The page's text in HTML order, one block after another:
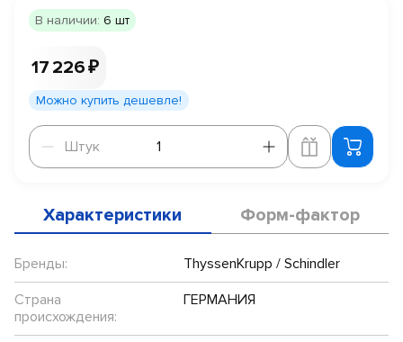
В наличии: 6 шт
17 226 ₽
Можно купить дешевле!
Штук
Штук
Характеристики Форм-фактор
Бренды:
ThyssenKrupp / Schindler
Страна
происхождения:
ГЕРМАНИЯ